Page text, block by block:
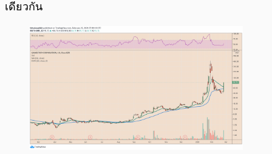
เดียวกัน